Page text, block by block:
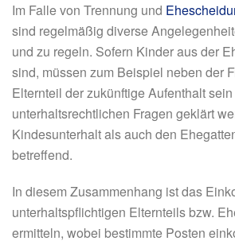
Im Falle von Trennung und
sind regelmäßig diverse
und zu regeln. Sofern Kinder aus der
sind, müssen zum Beispiel neben der
Elternteil der zukünftige Aufenthalt
unterhaltsrechtlichen Fragen geklärt
Kindesunterhalt als auch den
betreffend.
In diesem Zusammenhang ist das
unterhaltspflichtigen Elternteils bzw.
ermitteln, wobei bestimmte Posten